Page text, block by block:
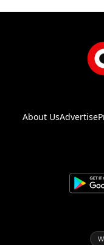
About UsAdvertise